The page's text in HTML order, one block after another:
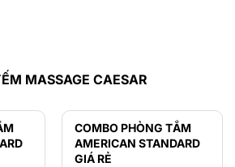
MASSAGE CAESAR
COMBO PHÒNG TẮM
AMERICAN STANDARD
GIÁ RẺ